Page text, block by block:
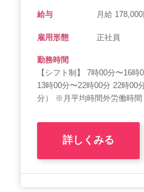
給与 月給
雇用形態 正社員
勤務時間
【シフト制】 7時00分〜16
13時00分〜22時00分 22時00
分） ※月平均時間外労働時
詳しくみる